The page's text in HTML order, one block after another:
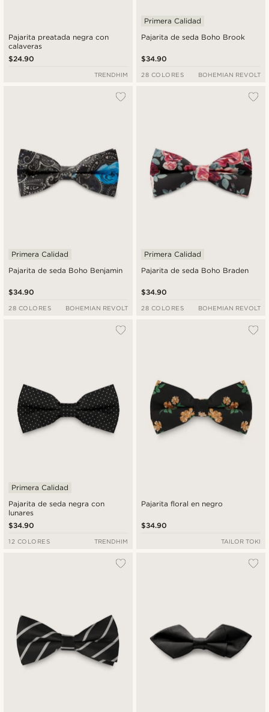
Pajarita preatada negra con
calaveras
$24.90
TRENDHIM
Pajarita de seda Boho Brook
Primera Calidad
$34.90
28 COLORES BOHEMIAN REVOLT
Pajarita de seda Boho Benjamin
Primera Calidad
$34.90
28 COLORES BOHEMIAN REVOLT
Pajarita de seda Boho Braden
Primera Calidad
$34.90
28 COLORES BOHEMIAN REVOLT
Pajarita de seda negra con
lunares
Primera Calidad
$34.90
12 COLORES TRENDHIM
Pajarita floral en negro
$34.90
TAILOR TOKI